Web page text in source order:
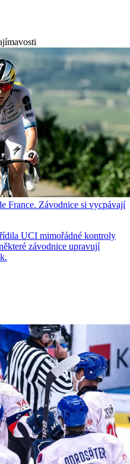
France. Závodnice si vycpávají
UCI mimořádné kontroly
závodnice upravují